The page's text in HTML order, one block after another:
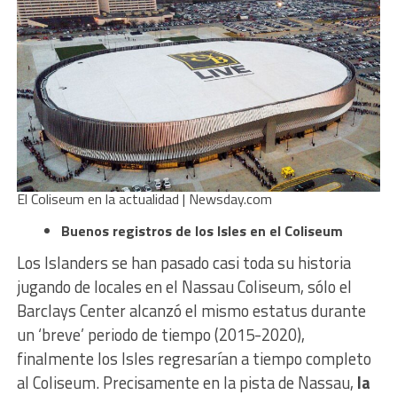
El Coliseum en la actualidad | Newsday.com
Buenos registros de los Isles en el Coliseum
Los Islanders se han pasado casi toda su historia
jugando de locales en el Nassau Coliseum, sólo el
Barclays Center alcanzó el mismo estatus durante
un ‘breve’ periodo de tiempo (2015-2020),
finalmente los Isles regresarían a tiempo completo
al Coliseum. Precisamente en la pista de Nassau, la